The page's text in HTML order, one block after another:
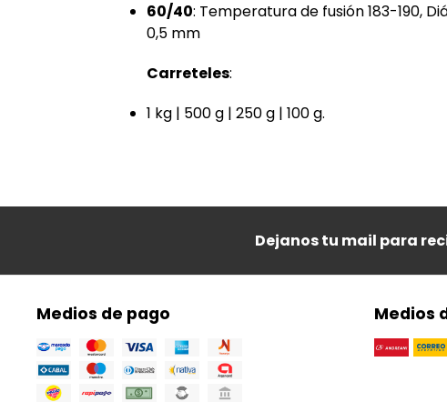
60/40: Temperatura de fusión 183-190,
0,5 mm
Carreteles:
1 kg | 500 g | 250 g | 100 g.
Dejanos tu mail para
Medios de pago Medios